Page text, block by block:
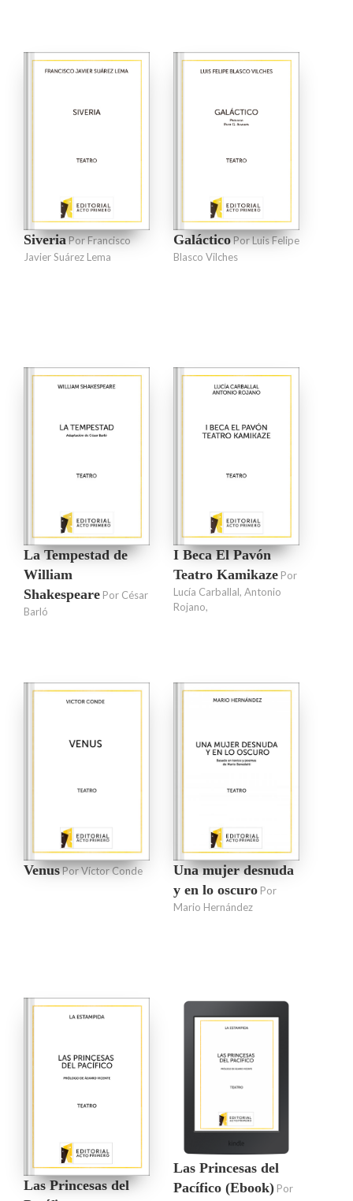
SiveriaPor Francisco
Javier Suárez Lema
GalácticoPor Luis Felipe
Blasco Vilches
La Tempestad de
William
Shakespeare Por César
Barló
I Beca El Pavón
Teatro Kamikaze Por
Lucía Carballal, Antonio
Rojano,
VenusPor Víctor Conde
Una mujer desnuda
y en lo oscuro Por
Mario Hernández
Las Princesas del
Las Princesas del
Pacífico (Ebook) Por